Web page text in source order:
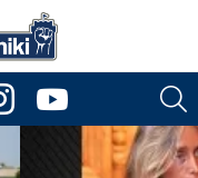
instagramyoutube